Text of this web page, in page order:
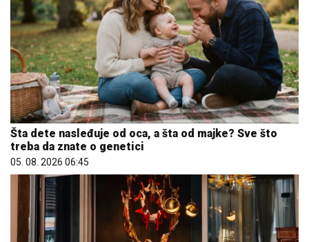
Šta dete nasleđuje od oca, a šta od majke? Sve što
treba da znate o genetici
05. 08. 2026 06:45